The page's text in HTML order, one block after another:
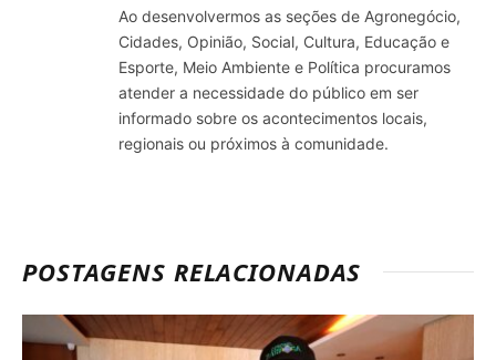
Ao desenvolvermos as seções de Agronegócio,
Cidades, Opinião, Social, Cultura, Educação e
Esporte, Meio Ambiente e Política procuramos
atender a necessidade do público em ser
informado sobre os acontecimentos locais,
regionais ou próximos à comunidade.
POSTAGENS RELACIONADAS